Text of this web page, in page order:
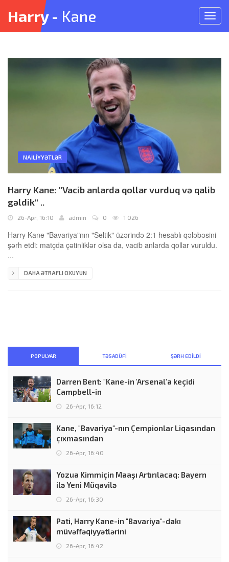
açın
Harry - Kane
NAILIYYƏTLƏR
Harry Kane: "Vacib anlarda qollar vurduq və qalib
gəldik" ..
26-Apr, 16:10 admin 0 1 026
Harry Kane "Bavariya"nın "Seltik" üzərində 2:1 hesablı qələbəsini
şərh etdi: matçda çətinliklər olsa da, vacib anlarda qollar vuruldu.
...
DAHA ƏTRAFLI OXUYUN
POPULYAR TƏSADÜFI ŞƏRH EDILDI
Darren Bent: "Kane-in 'Arsenal'a keçidi
Campbell-in
26-Apr, 16:12
Kane, "Bavariya"-nın Çempionlar Liqasından
çıxmasından
26-Apr, 16:40
Yozua Kimmiçin Maaşı Artırılacaq: Bayern
ilə Yeni Müqavilə
26-Apr, 16:30
Pati, Harry Kane-in "Bavariya"-dakı
müvəffəqiyyətlərini
26-Apr, 16:42